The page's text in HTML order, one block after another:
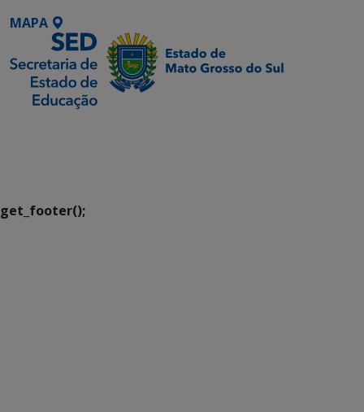
MAPA
get_footer();